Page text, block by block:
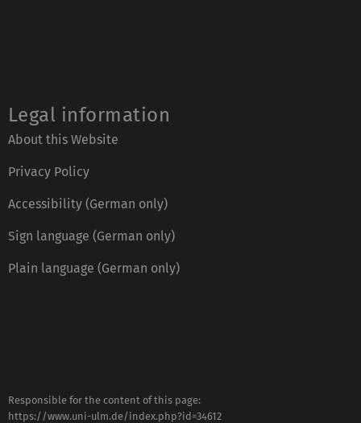
Legal information
About this Website
Privacy Policy
Accessibility (German only)
Sign language (German only)
Plain language (German only)
Responsible for the content of this page:
https://www.uni-ulm.de/index.php?id=34612